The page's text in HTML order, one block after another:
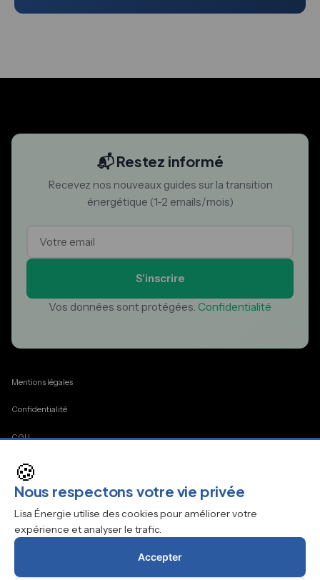
📬 Restez informé
Recevez nos nouveaux guides sur la transition
énergétique (1-2 emails/mois)
S'inscrire
Vos données sont protégées. Confidentialité
Mentions légales
Confidentialité
CGU
Cookies
Contact
🍪
Nous respectons votre vie privée
Lisa Énergie utilise des cookies pour améliorer votre
expérience et analyser le trafic.
Accepter